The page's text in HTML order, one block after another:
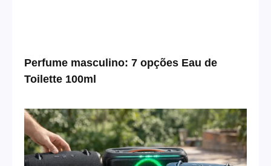
Perfume masculino: 7 opções Eau de
Toilette 100ml